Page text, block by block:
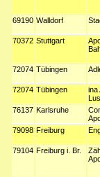
69190 Walldorf
70372 Stuttgart
72074 Tübingen
72074 Tübingen
ina
76137 Karlsruhe
79098 Freiburg
79104 Freiburg i. Br.